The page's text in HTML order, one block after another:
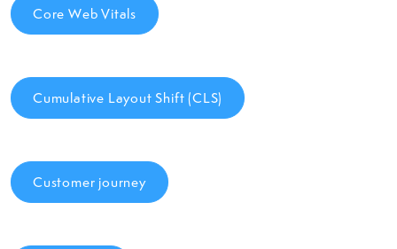
Core Web Vitals
Cumulative Layout Shift (CLS)
Customer journey